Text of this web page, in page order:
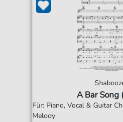
A Bar Song
Für: Piano, Vocal & Guitar
Melody